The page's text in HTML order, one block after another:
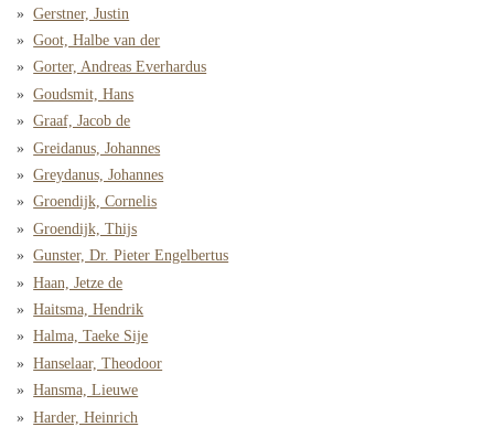
Gerstner, Justin
Goot, Halbe van der
Gorter, Andreas Everhardus
Goudsmit, Hans
Graaf, Jacob de
Greidanus, Johannes
Greydanus, Johannes
Groendijk, Cornelis
Groendijk, Thijs
Gunster, Dr. Pieter Engelbertus
Haan, Jetze de
Haitsma, Hendrik
Halma, Taeke Sije
Hanselaar, Theodoor
Hansma, Lieuwe
Harder, Heinrich